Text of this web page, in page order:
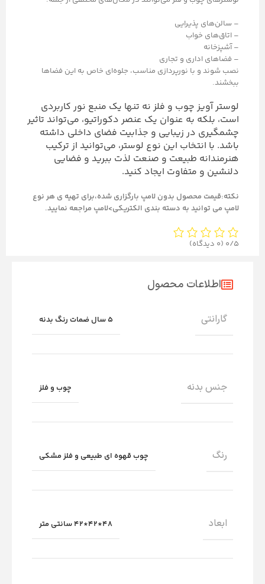
– سالن‌های پذیرایی
– اتاق‌های خواب
– آشپزخانه
– فضاهای اداری و تجاری
نصب شوند و با نورپردازی مناسب، جلوه‌ای خاص به این فضاها
ببخشند.
لوستر آویز چوب و فلز نه تنها یک منبع نور کاربردی
است، بلکه به عنوان یک عنصر دکوراتیو، می‌تواند تاثیر
چشمگیری در زیبایی و جذابیت فضای داخلی داشته
باشد. با انتخاب این نوع لوستر، می‌توانید از ترکیب
هنرمندانه طبیعت و صنعت لذت ببرید و فضایی
دلنشین و متفاوت ایجاد کنید.
نکته:قیمت محصول بدون لامپ بارگزاری شده،برای تهیه ی هر نوع
لامپ می توانید به دسته بندی الکتریکی>لامپ مراجعه نمایید.
0/5 (0 دیدگاه)
اطلاعات محصول
گارانتی 5 سال ضمات رنگ بدنه
جنس بدنه چوب و فلز
رنگ چوب قهوه ای طبیعی و فلز مشکی
ابعاد 48*42*42 سانتی متر